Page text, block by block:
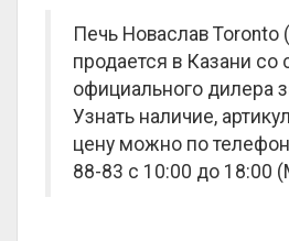
Печь Новаслав Toronto
продается в Казани со
официального дилера
Узнать наличие,
цену можно по
88-83 с 10:00 до 18:00